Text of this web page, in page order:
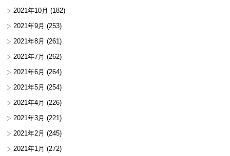
2021年10月 (182)
2021年9月 (253)
2021年8月 (261)
2021年7月 (262)
2021年6月 (264)
2021年5月 (254)
2021年4月 (226)
2021年3月 (221)
2021年2月 (245)
2021年1月 (272)